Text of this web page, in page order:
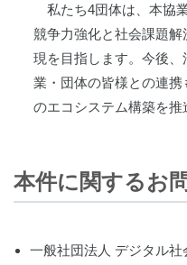
私たち4団体は、本協
競争力強化と社会課題
現を目指します。今後
業・団体の皆様との連
のエコシステム構築を推
本件に関するお
一般社団法人 デジタル社